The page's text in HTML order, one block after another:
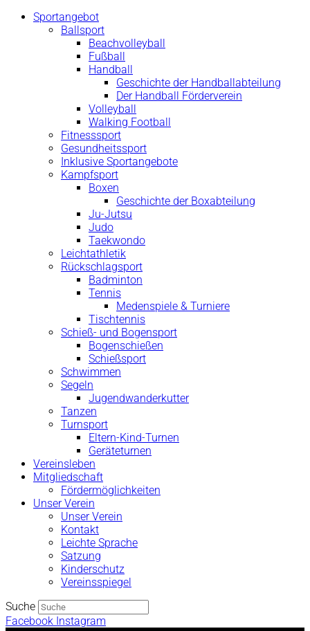
Sportangebot
Ballsport
Beachvolleyball
Fußball
Handball
Geschichte der Handballabteilung
Der Handball Förderverein
Volleyball
Walking Football
Fitnesssport
Gesundheitssport
Inklusive Sportangebote
Kampfsport
Boxen
Geschichte der Boxabteilung
Ju-Jutsu
Judo
Taekwondo
Leichtathletik
Rückschlagsport
Badminton
Tennis
Medenspiele & Turniere
Tischtennis
Schieß- und Bogensport
Bogenschießen
Schießsport
Schwimmen
Segeln
Jugendwanderkutter
Tanzen
Turnsport
Eltern-Kind-Turnen
Geräteturnen
Vereinsleben
Mitgliedschaft
Fördermöglichkeiten
Unser Verein
Unser Verein
Kontakt
Leichte Sprache
Satzung
Kinderschutz
Vereinsspiegel
Suche
Facebook Instagram